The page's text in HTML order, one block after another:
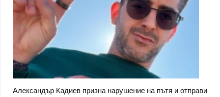
Александър Кадиев призна нарушение на пътя и отправи